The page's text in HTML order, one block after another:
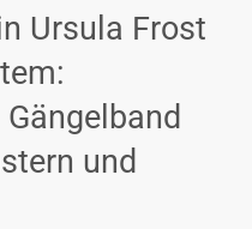
Ursula Frost
und